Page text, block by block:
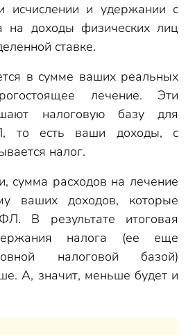
в рамках паллиативной
вычета на дорогостоящее
вычета на дорогостоящее
лечение превышают
(равны им)
на дорогостоящее
получения вычета
вычета на
приходятся на период с
исчислении и удержании с
на доходы физических лиц
ставке.
в сумме ваших реальных
лечение. Эти
налоговую базу для
то есть ваши доходы, с
налог.
сумма расходов на лечение
ваших доходов, которые
В результате итоговая
налога (ее еще
налоговой базой)
А, значит, меньше будет и